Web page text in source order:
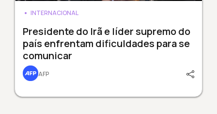
INTERNACIONAL
Presidente do Irã e líder supremo do
país enfrentam dificuldades para se
comunicar
AFP